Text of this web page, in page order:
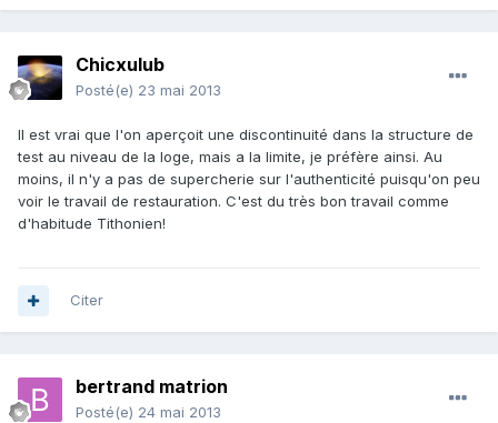
Chicxulub
Posté(e) 23 mai 2013
Il est vrai que l'on aperçoit une discontinuité dans la structure de
test au niveau de la loge, mais a la limite, je préfère ainsi. Au
moins, il n'y a pas de supercherie sur l'authenticité puisqu'on peu
voir le travail de restauration. C'est du très bon travail comme
d'habitude Tithonien!
Citer
bertrand matrion
Posté(e) 24 mai 2013